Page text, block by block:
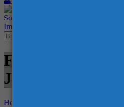
Sobre
Imprensa
Feiras - ExpoRio,
Janeiro, RJ -
Home